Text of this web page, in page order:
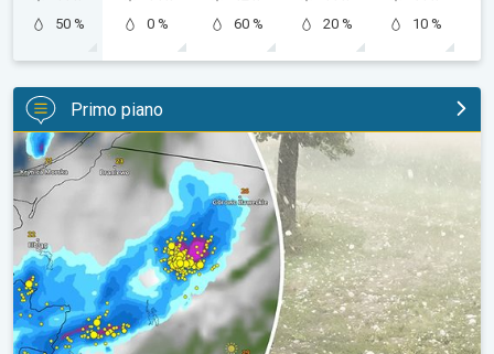
50 %
0 %
60 %
20 %
10 %
Primo piano
Grandine di grandi dimensioni in Polonia. Cronaca estera. . .